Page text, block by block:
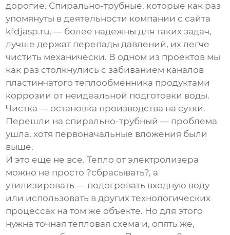
дорогие. Спирально-трубные, которые как раз
упомянуты в деятельности компании с сайта
kfdjasp.ru, — более надежны для таких задач,
лучше держат перепады давлений, их легче
чистить механически. В одном из проектов мы
как раз столкнулись с забиванием каналов
пластинчатого теплообменника продуктами
коррозии от неидеальной подготовки воды.
Чистка — остановка производства на сутки.
Перешли на спирально-трубный — проблема
ушла, хотя первоначальные вложения были
выше.
И это еще не все. Тепло от электролизера
можно не просто ?сбрасывать?, а
утилизировать — подогревать входную воду
или использовать в других технологических
процессах на том же объекте. Но для этого
нужна точная тепловая схема и, опять же,